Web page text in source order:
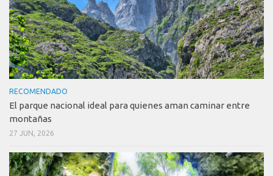
RECOMENDADO
El parque nacional ideal para quienes aman caminar entre
montañas
27 JUN, 2026